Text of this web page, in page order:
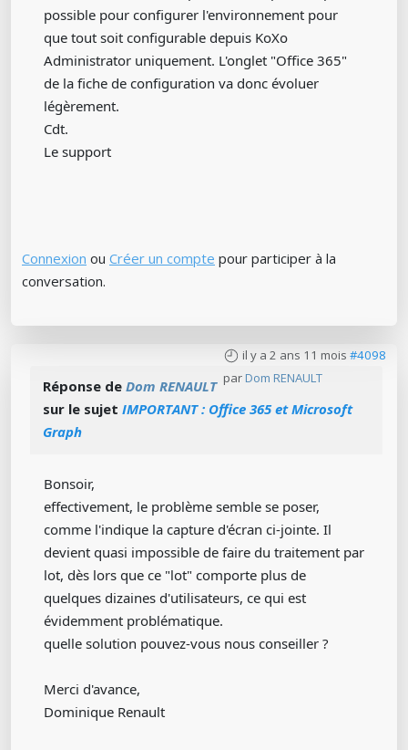
possible pour configurer l'environnement pour
que tout soit configurable depuis KoXo
Administrator uniquement. L'onglet "Office 365"
de la fiche de configuration va donc évoluer
légèrement.
Cdt.
Le support
Connexion ou Créer un compte pour participer à la
conversation.
il y a 2 ans 11 mois #4098
par Dom RENAULT
Réponse de Dom RENAULT
sur le sujet IMPORTANT : Office 365 et Microsoft
Graph
Bonsoir,
effectivement, le problème semble se poser,
comme l'indique la capture d'écran ci-jointe. Il
devient quasi impossible de faire du traitement par
lot, dès lors que ce "lot" comporte plus de
quelques dizaines d'utilisateurs, ce qui est
évidemment problématique.
quelle solution pouvez-vous nous conseiller ?
Merci d'avance,
Dominique Renault